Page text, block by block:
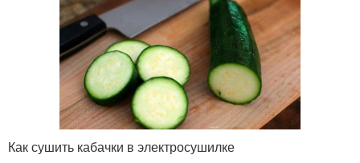
Кабачок в похудении Кабачок в кулинарии
Вяленые цукини Кабачки в масле
Как сушить кабачки в электросушилке